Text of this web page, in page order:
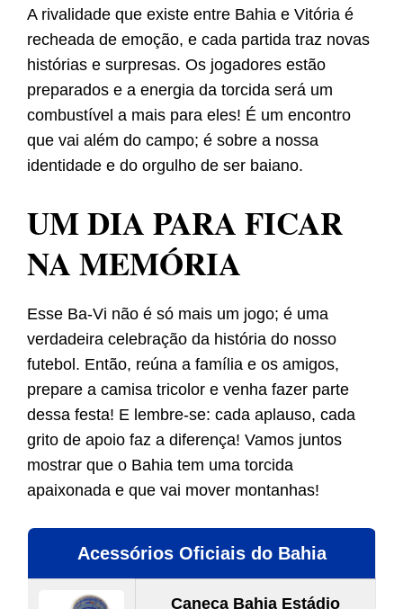
A rivalidade que existe entre Bahia e Vitória é
recheada de emoção, e cada partida traz novas
histórias e surpresas. Os jogadores estão
preparados e a energia da torcida será um
combustível a mais para eles! É um encontro
que vai além do campo; é sobre a nossa
identidade e do orgulho de ser baiano.
UM DIA PARA FICAR
NA MEMÓRIA
Esse Ba-Vi não é só mais um jogo; é uma
verdadeira celebração da história do nosso
futebol. Então, reúna a família e os amigos,
prepare a camisa tricolor e venha fazer parte
dessa festa! E lembre-se: cada aplauso, cada
grito de apoio faz a diferença! Vamos juntos
mostrar que o Bahia tem uma torcida
apaixonada e que vai mover montanhas!
Acessórios Oficiais do Bahia
Caneca Bahia Estádio